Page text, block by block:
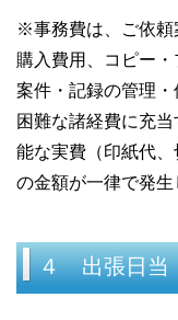
※事務費は、ご依頼
購入費用、コピー・
案件・記録の管理
困難な諸経費に充
能な実費（印紙代
の金額が一律で発生
４ 出張日当